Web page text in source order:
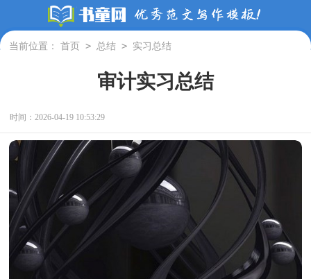
当前位置： 首页 > 总结 > 实习总结
审计实习总结
时间：2026-04-19 10:53:29